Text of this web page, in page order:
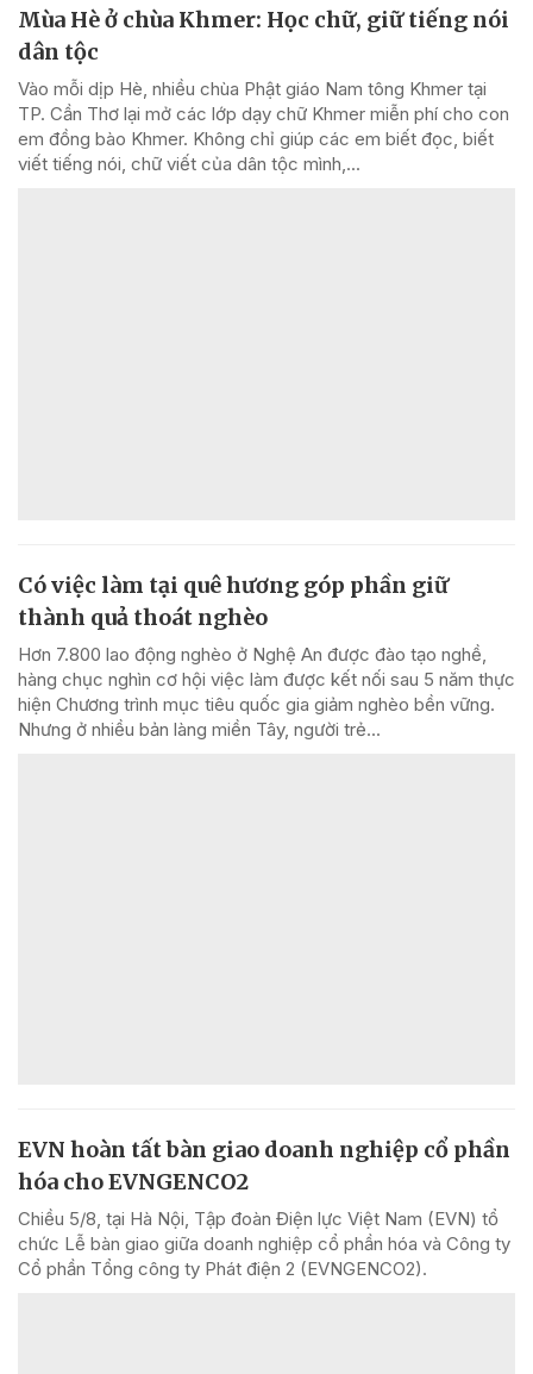
Mùa Hè ở chùa Khmer: Học chữ, giữ tiếng nói
dân tộc
Vào mỗi dịp Hè, nhiều chùa Phật giáo Nam tông Khmer tại
TP. Cần Thơ lại mở các lớp dạy chữ Khmer miễn phí cho con
em đồng bào Khmer. Không chỉ giúp các em biết đọc, biết
viết tiếng nói, chữ viết của dân tộc mình,...
Có việc làm tại quê hương góp phần giữ
thành quả thoát nghèo
Hơn 7.800 lao động nghèo ở Nghệ An được đào tạo nghề,
hàng chục nghìn cơ hội việc làm được kết nối sau 5 năm thực
hiện Chương trình mục tiêu quốc gia giảm nghèo bền vững.
Nhưng ở nhiều bản làng miền Tây, người trẻ...
EVN hoàn tất bàn giao doanh nghiệp cổ phần
hóa cho EVNGENCO2
Chiều 5/8, tại Hà Nội, Tập đoàn Điện lực Việt Nam (EVN) tổ
chức Lễ bàn giao giữa doanh nghiệp cổ phần hóa và Công ty
Cổ phần Tổng công ty Phát điện 2 (EVNGENCO2).